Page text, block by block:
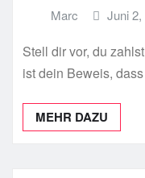
Marc Juni 2,
Stell dir vor, du
ist dein Beweis,
MEHR DAZU